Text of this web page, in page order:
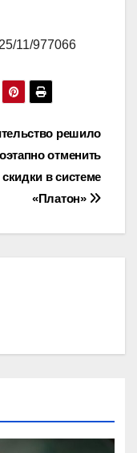
11/977066
решило
отменить
скидки в системе
«Платон»